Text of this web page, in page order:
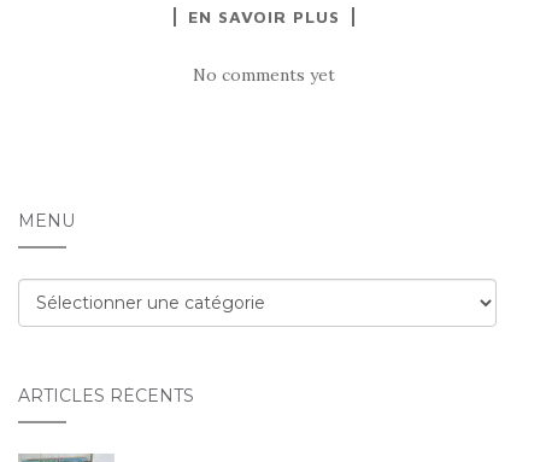
EN SAVOIR PLUS
No comments yet
MENU
Menu
ARTICLES RÉCENTS